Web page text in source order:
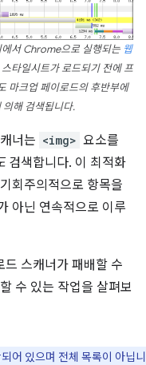
서 Chrome으로 실행되는 웹
스타일시트가 로드되기 전에 프
마크업 페이로드의 후반부에
의해 검색됩니다.
너는 <img> 요소를
검색합니다. 이 최적화
회주의적으로 항목을
아닌 연속적으로 이루
스캐너가 패배할 수
수 있는 작업을 살펴보
어 있으며 전체 목록이 아닙니